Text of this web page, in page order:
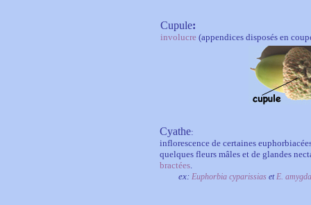
Cupule:
involucre (appendices disposés en
Cyathe:
inflorescence de certaines
quelques fleurs mâles et de glandes
bractées.
ex: Euphorbia cyparissias etE.